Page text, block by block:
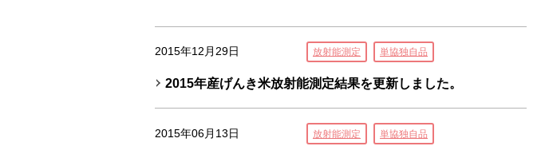
2015年12月29日 放射能測定 単協独自品
2015年産げんき米放射能測定結果を更新しました。
2015年06月13日 放射能測定 単協独自品